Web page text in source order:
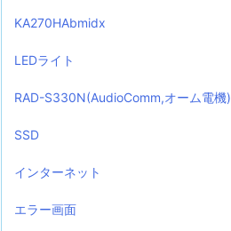
KA270HAbmidx
LEDライト
RAD-S330N(AudioComm,オーム電機)
SSD
インターネット
エラー画面